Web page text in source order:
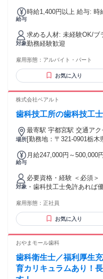
給与
時給1,400円以上 給与: 時給1,400円〜 歯科衛生士手当 10,000
対象
求める人材: 未経験OK/ブランクOK/歯科医院勤務・大学病院
勤務経験歓迎
雇用形態： アルバイト・パート
お気に入り
株式会社ベアルト
歯科技工所の歯科技工士
場所
最寄駅 宇都宮駅 交通アクセス ●JR各線「宇都宮駅」より車で
[勤務地：〒321-0901栃木
給与
月給247,000円～500,000円 給与
詳しくは面接時にご説明させてい
対象
必要資格・経験 ＜必須＞ ・特になし 見学OKです！ ＜歓迎＞
・歯科技工士免許あれば優遇 ・歯科技工士の経験者優
雇用形態： 正社員
お気に入り
おやまモール歯科
歯科衛生士／福利厚生
育カリキュラムあり！